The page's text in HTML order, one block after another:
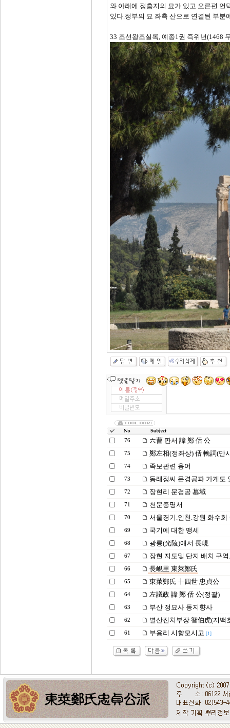
와 아래에 정흠지의 묘가 있고 오른편 언
있다.정부의 묘 좌측 산으로 연결된 부
33 조선왕조실록, 예종1권 즉위년(1468
76 六曹 판서 諱 鄭 佸 公
75 鄭左相(정좌상) 佸 輓詞(만
74 족보관련 용어
73 동래정씨 문경공파 가계도
72 장현리 문경공 墓域
71 천문증명서
70 서울경기.인천.강원 화수회
69 국기에 대한 맹세
68 광릉(光陵)애서 長峴
67 장현 지도및 단지 배치 구
66 長峴里 東萊鄭氏
65 東萊鄭氏 十四世 忠貞公
64 左議政 諱 鄭 佸 公(정괄)
63 부산 정묘사 동지향사
62 별산진치부장 智伯虎(지백
61 부용리 시향모시고 [1]